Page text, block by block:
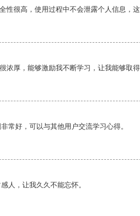
性很高，使用过程中不会泄露个人信息，
浓厚，能够激励我不断学习，让我能够取得
常好，可以与其他用户交流学习心得。
人，让我久久不能忘怀。